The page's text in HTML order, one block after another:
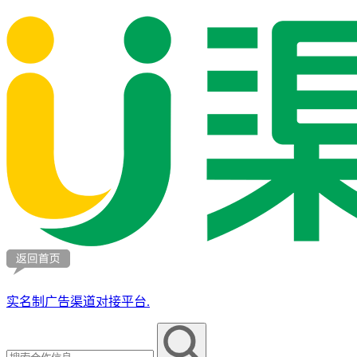
实名制广告渠道对接平台.